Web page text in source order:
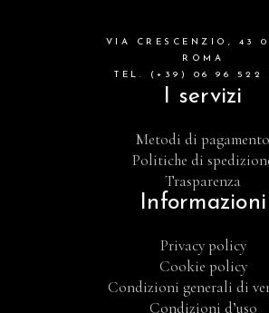
VIA CRESCENZIO, 43
ROMA
TEL. (+39) 06 96 522
I servizi
Metodi di pagamento
Politiche di
Trasparenza
Informazioni
Privacy policy
Cookie policy
Condizioni generali di
Condizioni d’uso